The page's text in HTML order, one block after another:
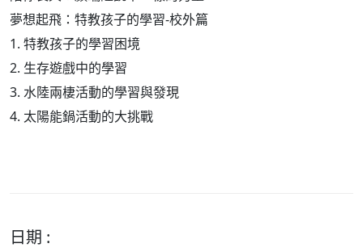
夢想起飛：特教孩子的學習-校外篇
1. 特教孩子的學習困境
2. 生存遊戲中的學習
3. 水陸兩棲活動的學習與發現
4. 太陽能鍋活動的大挑戰
日期 :